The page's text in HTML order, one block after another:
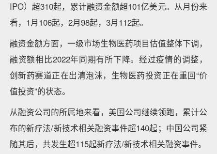
IPO）超310起，累计融资金额超101亿美元。从月份来
看，1月106起，2月98起，3月112起。
融资金额方面，一级市场生物医药项目估值整体下调，
融资额相比2022年同期有所下降。经过疫情的调整，
创新药赛道正在出清泡沫，生物医药投资正在重回“价
值投资”的状态。
从融资公司的所属地来看，美国公司继续领跑，累计公
布的新疗法/新技术相关融资事件超140起；中国公司紧
随其后，共发生超115起新疗法/新技术相关融资事件。